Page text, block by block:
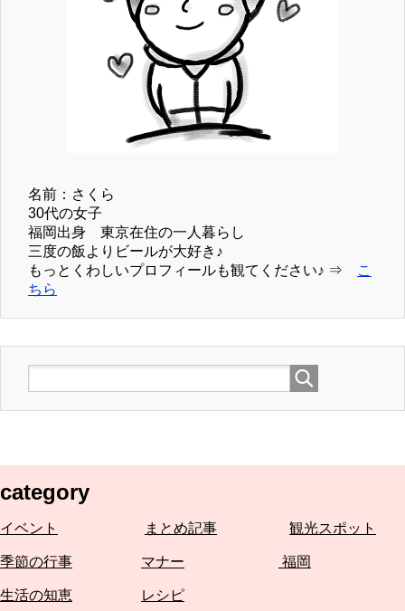
名前：さくら
30代の女子
福岡出身 東京在住の一人暮らし
三度の飯よりビールが大好き♪
もっとくわしいプロフィールも観てください♪ ⇒
こ
ちら
category
イベント まとめ記事 観光スポット
季節の行事 マナー 福岡
生活の知恵 レシピ